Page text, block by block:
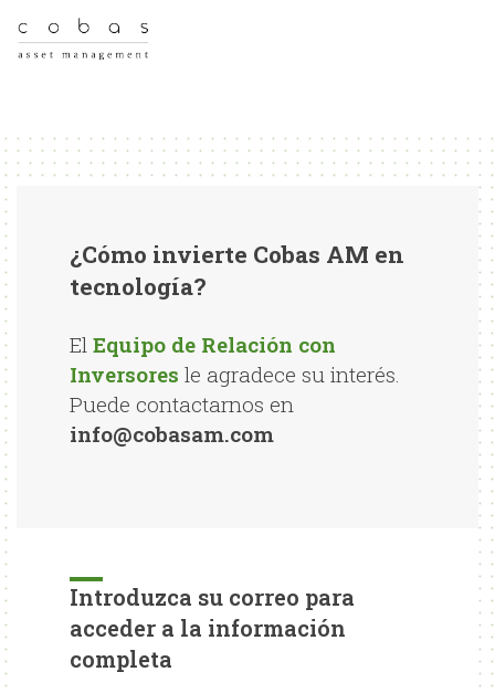
¿Cómo invierte Cobas AM en
tecnología?
El Equipo de Relación con
Inversores le agradece su interés.
Puede contactarnos en
info@cobasam.com
Introduzca su correo para
acceder a la información
completa